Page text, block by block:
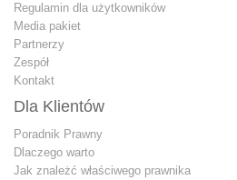
Regulamin dla użytkowników
Media pakiet
Partnerzy
Zespół
Kontakt
Dla Klientów
Poradnik Prawny
Dlaczego warto
Jak znależć właściwego prawnika